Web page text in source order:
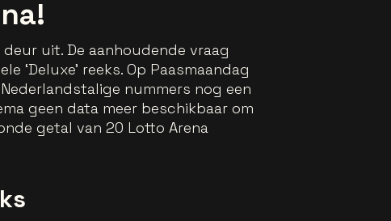
deur uit. De aanhoudende vraag
reeks. Op Paasmaandag
nummers nog een
geen data meer beschikbaar om
getal van 20 Lotto Arena